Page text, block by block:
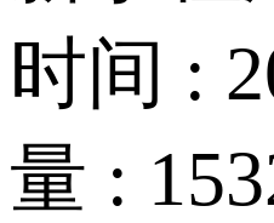
时间 :
量 :